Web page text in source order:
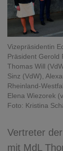
Vizepräsidentin
Präsident Gerold
Thomas Will
Sinz (VdW),
Rheinland-
Elena Wiezorek
Foto: Kristina
Vertreter
mit MdL